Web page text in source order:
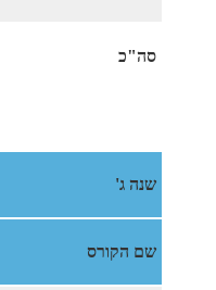
סה"כ
שנה ג'
שם הקורס